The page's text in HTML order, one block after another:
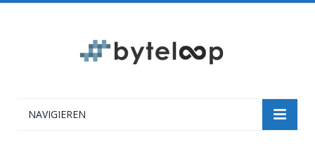
NAVIGIEREN